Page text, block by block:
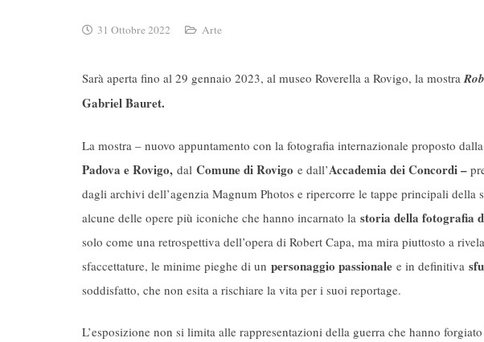
31 Ottobre 2022 Arte
Sarà aperta fino al 29 gennaio 2023, al museo Roverella a Rovigo, la mostra
Gabriel Bauret.
La mostra – nuovo appuntamento con la fotografia internazionale proposto dalla
Padova e Rovigo, dal Comune di Rovigo e dall’Accademia dei Concordi –
dagli archivi dell’agenzia Magnum Photos e ripercorre le tappe principali della
alcune delle opere più iconiche che hanno incarnato la storia della fotografia
solo come una retrospettiva dell’opera di Robert Capa, ma mira piuttosto a
sfaccettature, le minime pieghe di un personaggio passionale e in definitiva
soddisfatto, che non esita a rischiare la vita per i suoi reportage.
L’esposizione non si limita alle rappresentazioni della guerra che hanno forgiato